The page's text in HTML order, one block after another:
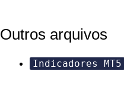
Outros arquivos
Indicadores MT5